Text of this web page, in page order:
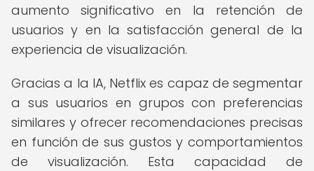
aumento significativo en la retención de
usuarios y en la satisfacción general de la
experiencia de visualización.
Gracias a la IA, Netflix es capaz de segmentar
a sus usuarios en grupos con preferencias
similares y ofrecer recomendaciones precisas
en función de sus gustos y comportamientos
de visualización. Esta capacidad de